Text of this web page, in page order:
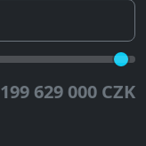
199 629 000 CZK